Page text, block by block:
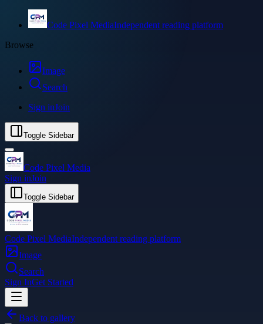
Code Pixel MediaIndependent reading platform
Browse
Image
Search
Sign inJoin
Toggle Sidebar
Code Pixel Media
Sign inJoin
Toggle Sidebar
Code Pixel MediaIndependent reading platform
Image
Search
Sign InGet Started
Back to gallery